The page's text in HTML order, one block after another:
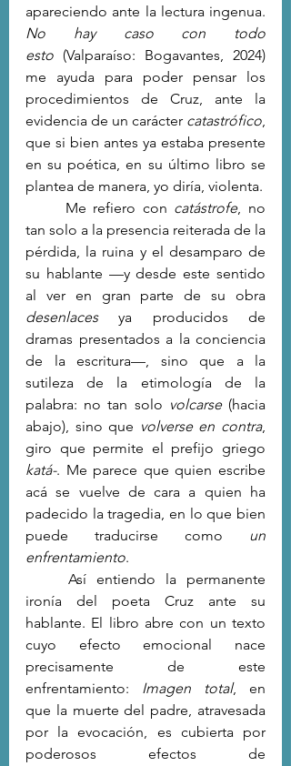
No hay caso con todo
esto (Valparaíso: Bogavantes, 2024)
me ayuda para poder pensar los
procedimientos de Cruz, ante la
evidencia de un carácter catastrófico,
que si bien antes ya estaba presente
en su poética, en su último libro se
plantea de manera, yo diría, violenta.
	Me refiero con
catástrofe, no
tan solo a la presencia reiterada de la
pérdida, la ruina y el desamparo de
su hablante —y desde este sentido
desenlaces ya producidos de
dramas presentados a la conciencia
de la escritura—, sino que a la
sutileza de la etimología de la
palabra: no tan solo volcarse (hacia
abajo), sino que volverse en contra,
katá-. Me parece que quien escribe
acá se vuelve de cara a quien ha
padecido la tragedia, en lo que bien
puede traducirse como un
enfrentamiento.
ironía del poeta Cruz ante su
hablante. El libro abre con un texto
cuyo efecto emocional nace
precisamente de este
enfrentamiento: Imagen total, en
que la muerte del padre, atravesada
por la evocación, es cubierta por
poderosos efectos de